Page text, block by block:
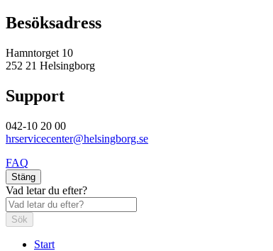
Besöksadress
Hamntorget 10
252 21 Helsingborg
Support
042-10 20 00
hrservicecenter@helsingborg.se
FAQ
Stäng
Vad letar du efter?
Sök
Start